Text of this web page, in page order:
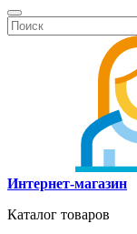
Интернет-магазин
Каталог товаров